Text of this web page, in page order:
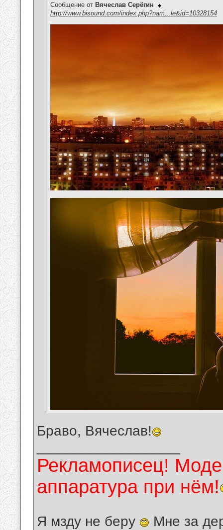
Сообщение от Вячеслав Серёгин
http://www.bisound.com/index.php?nam...le&id=10328154
Браво, Вячеслав!
Рекламописец!
аппаратура при нём!
Я мзду не беру Мне за